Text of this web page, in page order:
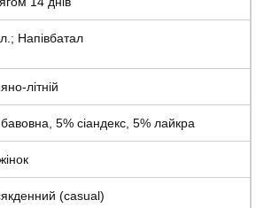
Напівбатал
літній
5% сіандекс, 5% лайкра
(casual)